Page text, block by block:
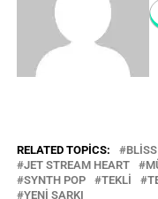
RELATED TOPICS: BLISS
JET STREAM HEART
SYNTH POP
TEKLI
YENI ŞARKI